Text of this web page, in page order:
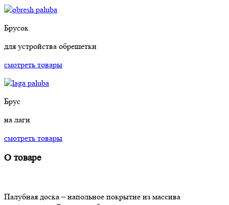
Брусок
для устройства обрешетки
смотреть товары
Брус
на лаги
смотреть товары
О товаре
Палубная доска – напольное покрытие из массива